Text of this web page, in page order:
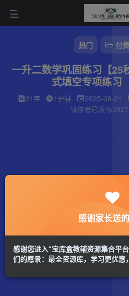
热门 付
一升二数学巩固练习【25
式填空专项练习
21字 1分钟 2025-08-21
该作者已发布
感谢家长送
感谢您进入“宝库盒教辅资源集合平
们的愿景：最全资源库，学习更优惠